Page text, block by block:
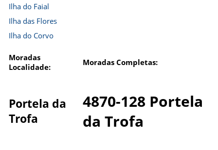
Ilha do Faial
Ilha das Flores
Ilha do Corvo
Moradas
Localidade:
Moradas Completas:
Portela da
Trofa
4870-128 Portela
da Trofa